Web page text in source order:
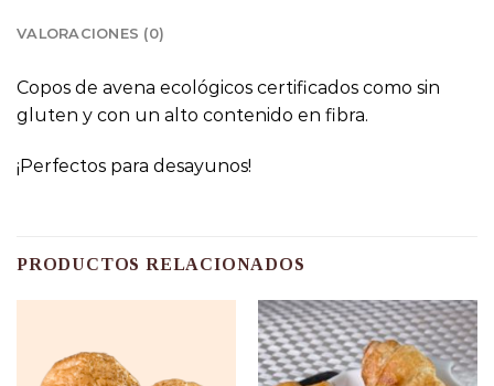
VALORACIONES (0)
Copos de avena ecológicos certificados como sin
gluten y con un alto contenido en fibra.
¡Perfectos para desayunos!
PRODUCTOS RELACIONADOS